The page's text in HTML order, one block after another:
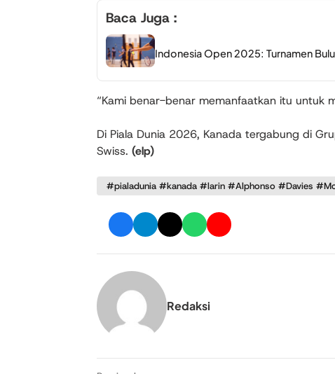
Baca Juga :
Indonesia Open 2025: Turnamen
“Kami benar-benar memanfaatkan itu untuk
Di Piala Dunia 2026, Kanada tergabung di
Swiss. (elp)
#pialadunia #kanada #larin #Alphonso #Davies
Redaksi